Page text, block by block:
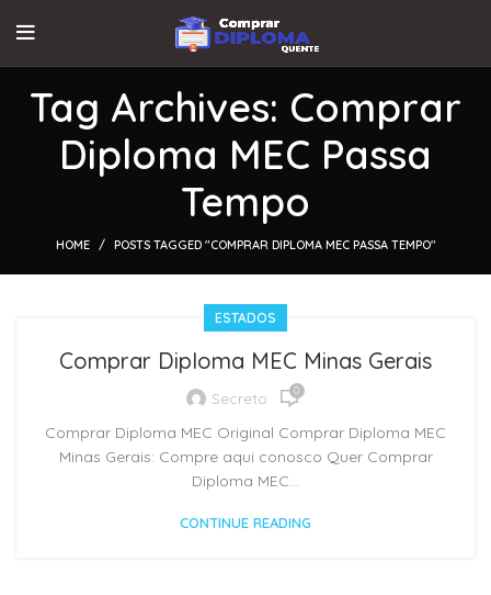
Tag Archives: Comprar
Diploma MEC Passa
Tempo
HOME POSTS TAGGED "COMPRAR DIPLOMA MEC PASSA TEMPO"
ESTADOS
Comprar Diploma MEC Minas Gerais
Secreto 0
Comprar Diploma MEC Original Comprar Diploma MEC
Minas Gerais: Compre aqui conosco Quer Comprar
Diploma MEC...
CONTINUE READING